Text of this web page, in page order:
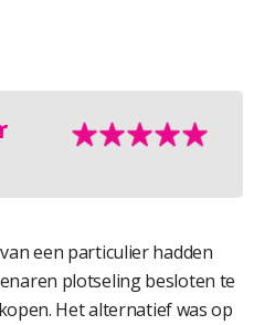
een particulier hadden
plotseling besloten te
Het alternatief was op